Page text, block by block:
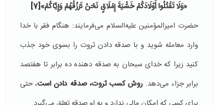
«وَلَا تَقْتُلُوا أَوْلَادَكُمْ خَشْيَةَ إِمْلَاقٍ نَحْنُ نَرْزُقُهُمْ وَإِيَّاكُمْ»[7]
حضرت امیرالمؤمنین علیه‌السلام می‌فرمایند: هنگام فقر با خدا
وارد معامله شوید و با صدقه دادن ثروت را بسوی خود جذب
کنید زیرا که خدای سبحان به صدقه دهنده ده برابر تا هفتصد
برابر جزاء می‌دهد.روش کسب ثروت، صدقه دادن است، حتی